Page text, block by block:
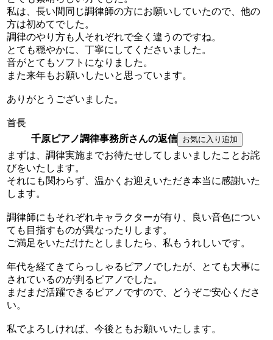
私は、長い間同じ調律師の方にお願いしていたので、他の
方は初めてでした。
調律のやり方も人それぞれで全く違うのですね。
とても穏やかに、丁寧にしてくださいました。
音がとてもソフトになりました。
また来年もお願いしたいと思っています。
ありがとうございました。
首長
千原ピアノ調律事務所さんの返信
まずは、調律実施までお待たせしてしまいましたことお詫
びをいたします。
それにも関わらず、温かくお迎えいただき本当に感謝いた
します。
調律師にもそれぞれキャラクターが有り、良い音色につい
ても目指すものが異なったりします。
ご満足をいただけたとしましたら、私もうれしいです。
年代を経てきてらっしゃるピアノでしたが、とても大事に
されているのが判るピアノでした。
まだまだ活躍できるピアノですので、どうぞご安心くださ
い。
私でよろしければ、今後ともお願いいたします。